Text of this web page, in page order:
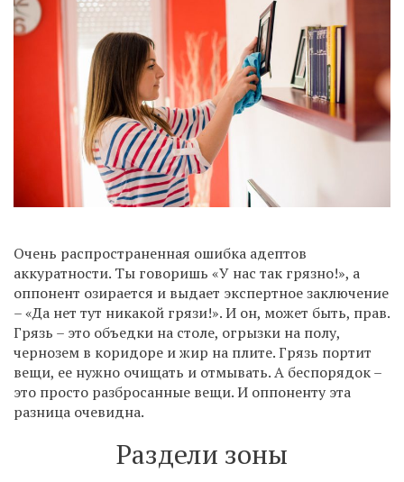
Очень распространенная ошибка адептов
аккуратности. Ты говоришь «У нас так грязно!», а
оппонент озирается и выдает экспертное заключение
– «Да нет тут никакой грязи!». И он, может быть, прав.
Грязь – это объедки на столе, огрызки на полу,
чернозем в коридоре и жир на плите. Грязь портит
вещи, ее нужно очищать и отмывать. А беспорядок –
это просто разбросанные вещи. И оппоненту эта
разница очевидна.
Раздели зоны